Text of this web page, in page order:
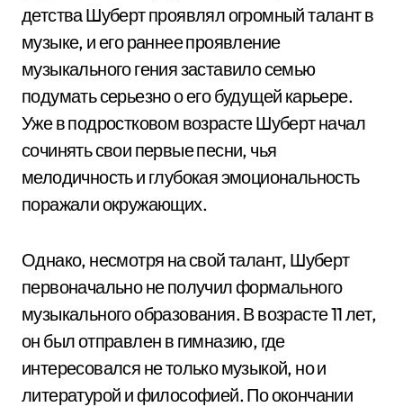
детства Шуберт проявлял огромный талант в
музыке, и его раннее проявление
музыкального гения заставило семью
подумать серьезно о его будущей карьере.
Уже в подростковом возрасте Шуберт начал
сочинять свои первые песни, чья
мелодичность и глубокая эмоциональность
поражали окружающих.
Однако, несмотря на свой талант, Шуберт
первоначально не получил формального
музыкального образования. В возрасте 11 лет,
он был отправлен в гимназию, где
интересовался не только музыкой, но и
литературой и философией. По окончании